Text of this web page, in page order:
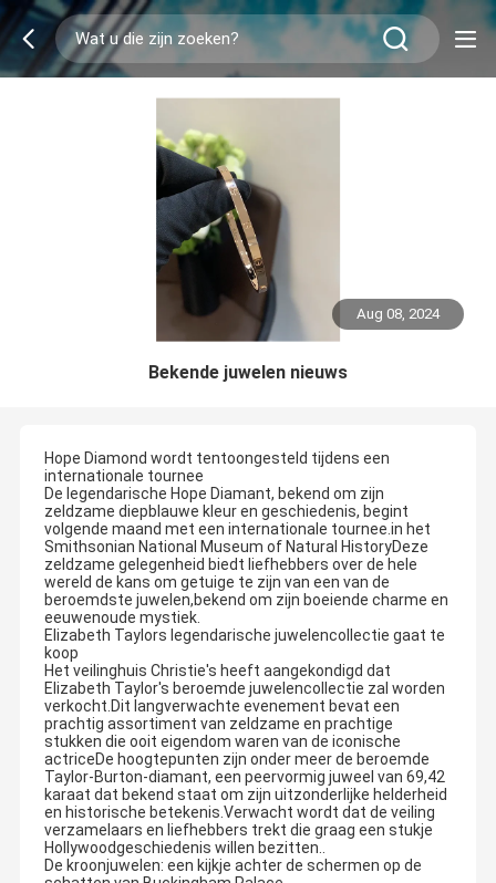
Aug 08, 2024
Bekende juwelen nieuws
Hope Diamond wordt tentoongesteld tijdens een
internationale tournee
De legendarische Hope Diamant, bekend om zijn
zeldzame diepblauwe kleur en geschiedenis, begint
volgende maand met een internationale tournee.in het
Smithsonian National Museum of Natural HistoryDeze
zeldzame gelegenheid biedt liefhebbers over de hele
wereld de kans om getuige te zijn van een van de
beroemdste juwelen,bekend om zijn boeiende charme en
eeuwenoude mystiek.
Elizabeth Taylors legendarische juwelencollectie gaat te
koop
Het veilinghuis Christie's heeft aangekondigd dat
Elizabeth Taylor's beroemde juwelencollectie zal worden
verkocht.Dit langverwachte evenement bevat een
prachtig assortiment van zeldzame en prachtige
stukken die ooit eigendom waren van de iconische
actriceDe hoogtepunten zijn onder meer de beroemde
Taylor-Burton-diamant, een peervormig juweel van 69,42
karaat dat bekend staat om zijn uitzonderlijke helderheid
en historische betekenis.Verwacht wordt dat de veiling
verzamelaars en liefhebbers trekt die graag een stukje
Hollywoodgeschiedenis willen bezitten..
De kroonjuwelen: een kijkje achter de schermen op de